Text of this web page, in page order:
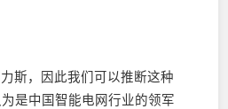
斯，因此我们可以推断这种
是中国智能电网行业的领军